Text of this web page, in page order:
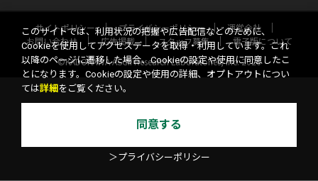
サイトポリシー プライバシーポリシー
運営会社
お問い合わせ
広告掲載 スタッフ募集
電子版について
©KADOKAWA ASCII Research Laboratories, Inc. 2026
このサイトでは、利用状況の把握や広告配信などのために、
Cookieを使用してアクセスデータを取得・利用しています。これ
以降のページに遷移した場合、Cookieの設定や使用に同意したこ
とになります。Cookieの設定や使用の詳細、オプトアウトについ
ては詳細 をご覧ください。
同意する
＞プライバシーポリシー